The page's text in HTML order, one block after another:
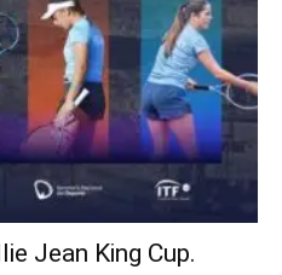
Jean King Cup.